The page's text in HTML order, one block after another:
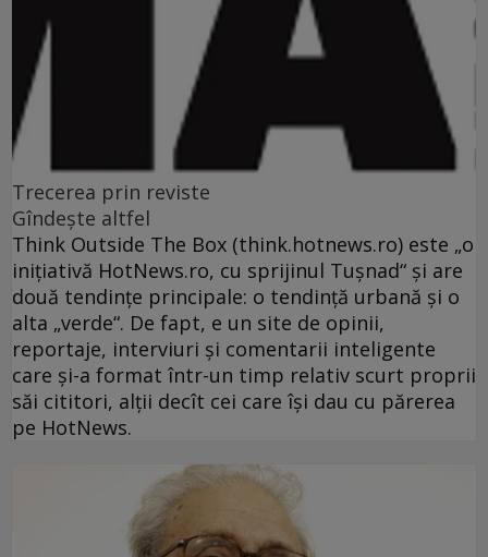
Trecerea prin reviste
Gîndeşte altfel
Think Outside The Box (think.hotnews.ro) este „o
iniţiativă HotNews.ro, cu sprijinul Tuşnad“ şi are
două tendinţe principale: o tendinţă urbană şi o
alta „verde“. De fapt, e un site de opinii,
reportaje, interviuri şi comentarii inteligente
care şi-a format într-un timp relativ scurt proprii
săi cititori, alţii decît cei care îşi dau cu părerea
pe HotNews.